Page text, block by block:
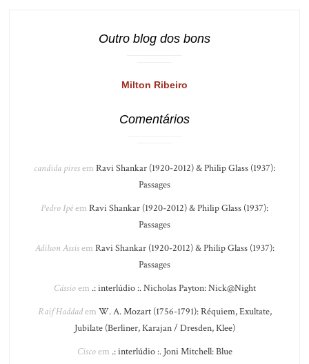
Outro blog dos bons
Milton Ribeiro
Comentários
candida piresem Ravi Shankar (1920-2012) & Philip Glass (1937):
Passages
Pedro Ipêem Ravi Shankar (1920-2012) & Philip Glass (1937):
Passages
Adilson Assisem Ravi Shankar (1920-2012) & Philip Glass (1937):
Passages
Cássioem .: interlúdio :. Nicholas Payton: Nick@Night
Raif Haddadem W. A. Mozart (1756-1791): Réquiem, Exultate,
Jubilate (Berliner, Karajan / Dresden, Klee)
Ciscoem .: interlúdio :. Joni Mitchell: Blue